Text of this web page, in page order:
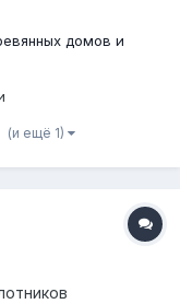
домов и
(и ещё 1)